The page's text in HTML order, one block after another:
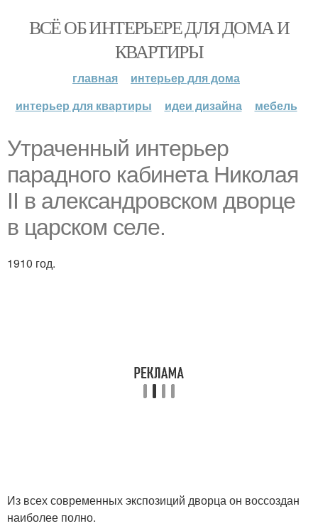
ВСЁ ОБ ИНТЕРЬЕРЕ ДЛЯ ДОМА И
КВАРТИРЫ
главная
интерьер для дома
интерьер для квартиры
идеи дизайна мебель
Утраченный интерьер
парадного кабинета Николая
II в александровском дворце
в царском селе.
1910 год.
Из всех современных экспозиций дворца он воссоздан
наиболее полно.